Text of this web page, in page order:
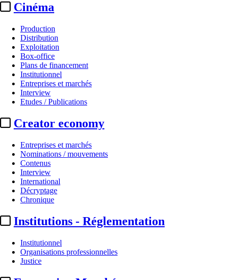
Cinéma
Production
Distribution
Exploitation
Box-office
Plans de financement
Institutionnel
Entreprises et marchés
Interview
Etudes / Publications
Creator economy
Entreprises et marchés
Nominations / mouvements
Contenus
Interview
International
Décryptage
Chronique
Institutions - Réglementation
Institutionnel
Organisations professionnelles
Justice